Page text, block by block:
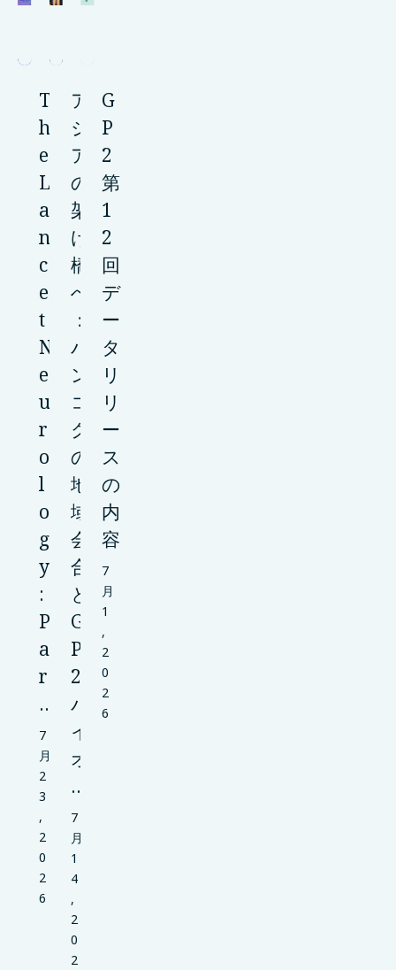
T
h
e
L
a
n
c
e
t
N
e
u
r
o
l
o
g
y
:
P
a
r
…
7
月
2
3
,
2
0
2
6
ア
ジ
ア
の
架
け
橋
へ
：
バ
ン
コ
ク
の
地
域
会
合
と
G
P
2
バ
イ
オ
…
7
月
1
4
,
2
0
2
G
P
2
第
1
2
回
デ
ー
タ
リ
リ
ー
ス
の
内
容
7
月
1
,
2
0
2
6